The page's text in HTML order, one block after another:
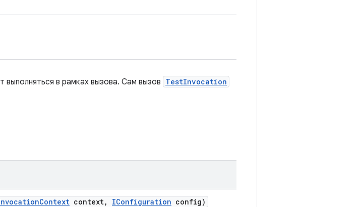
в рамках вызова. Сам вызов TestInvocation
Context context, IConfiguration config)